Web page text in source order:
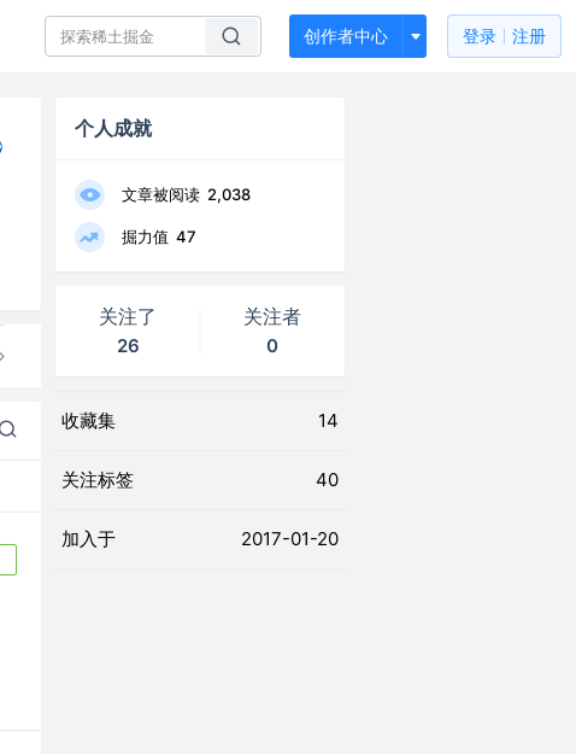
创作者中心 登录 注册
个人成就
文章被阅读 2,038
掘力值 47
关注了
26
关注者
0
收藏集 14
关注标签 40
加入于 2017-01-20